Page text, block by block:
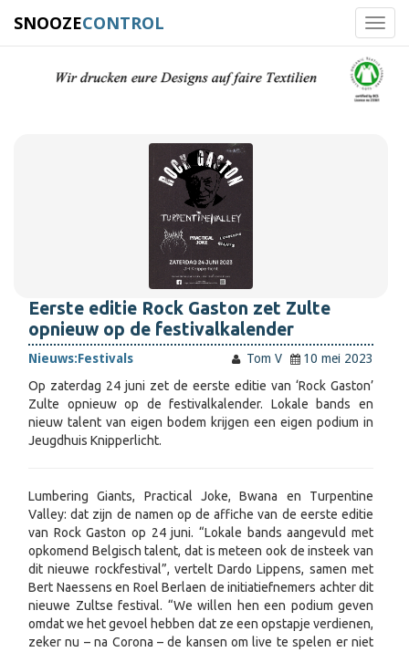
SNOOZECONTROL
Eerste editie Rock Gaston zet Zulte
opnieuw op de festivalkalender
Nieuws:Festivals Tom V
10 mei 2023
Op zaterdag 24 juni zet de eerste editie van ‘Rock Gaston’
Zulte opnieuw op de festivalkalender. Lokale bands en
nieuw talent van eigen bodem krijgen een eigen podium in
Jeugdhuis Knipperlicht.
Lumbering Giants, Practical Joke, Bwana en Turpentine
Valley: dat zijn de namen op de affiche van de eerste editie
van Rock Gaston op 24 juni. “Lokale bands aangevuld met
opkomend Belgisch talent, dat is meteen ook de insteek van
dit nieuwe rockfestival”, vertelt Dardo Lippens, samen met
Bert Naessens en Roel Berlaen de initiatiefnemers achter dit
nieuwe Zultse festival. “We willen hen een podium geven
omdat we het gevoel hebben dat ze een opstapje verdienen,
zeker nu – na Corona – de kansen om live te spelen er niet